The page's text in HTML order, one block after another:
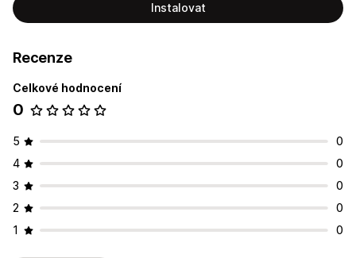
Instalovat
Recenze
Celkové hodnocení
0
5
0
4
0
3
0
2
0
1
0